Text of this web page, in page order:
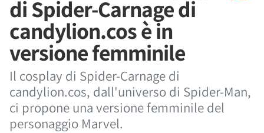
di Spider-Carnage di
candylion.cos è in
versione femminile
Il cosplay di Spider-Carnage di
candylion.cos, dall'universo di Spider-Man,
ci propone una versione femminile del
personaggio Marvel.